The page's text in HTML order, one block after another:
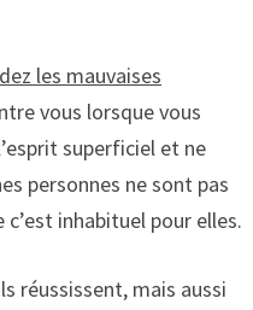
les mauvaises
vous lorsque vous
superficiel et ne
personnes ne sont pas
inhabituel pour elles.
réussissent, mais aussi